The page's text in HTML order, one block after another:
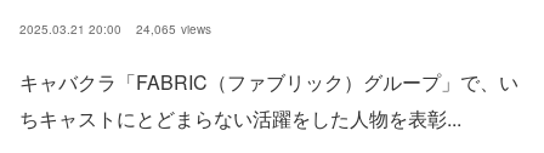
2025.03.21 20:00 24,065 views
キャバクラ「FABRIC（ファブリック）グループ」で、い
ちキャストにとどまらない活躍をした人物を表彰...